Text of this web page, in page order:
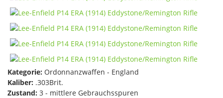
Kategorie: Ordonnanzwaffen - England
Kaliber: .303Brit.
Zustand: 3 - mittlere Gebrauchsspuren